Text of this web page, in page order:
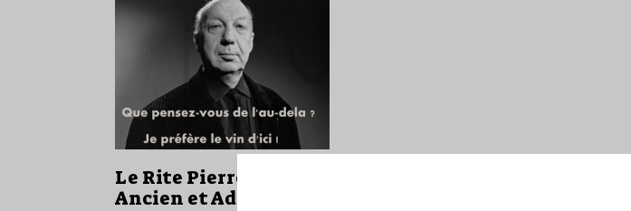
Le Rite Pierre Dac
Ancien et Adapté aux